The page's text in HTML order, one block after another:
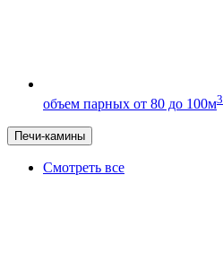
объем парных от 80 до 100м3
Печи-камины
Смотреть все